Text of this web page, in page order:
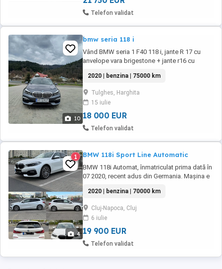
Telefon validat
10
bmw seria 118 i
Vând BMW seria 1 F40 118 i, jante R 17 cu
anvelope vara brigestone + jante r16 cu
cp.Mașina este foarte întreținută, recent i-am
făcut revizia . Dotării: Android auto & Apple
carplay Bluetooth Climatizare automata
Geamuri electrice fata spate Oglinzi
heliomate ...
2020 | benzina | 75000 km
Tulghes, Harghita
15 iulie
18 000 EUR
Telefon validat
4
1 BMW 118i Sport Line Automatic
BMW 118i Automat, înmatriculat prima dată în
07 2020, recent adus din Germania. Mașina e
făcute la reprezentanta. Recent au fost
schimbate discurile și plăcuțele față,
plăcuțele spate, următorul schimb de ulei
este în 9000 km, recomandat de BMW.
Mașina este ...
2020 | benzina | 70000 km
Cluj-Napoca, Cluj
6 iulie
19 900 EUR
Telefon validat